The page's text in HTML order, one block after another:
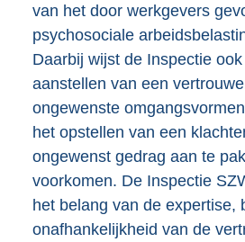
van het door werkgevers
psychosociale
Daarbij wijst de Inspectie
aanstellen van een
ongewenste
het opstellen van een
ongewenst gedrag aan te
voorkomen. De Inspectie
het belang van de expertise,
onafhankelijkheid van de